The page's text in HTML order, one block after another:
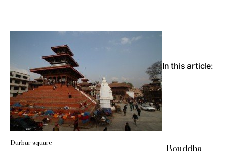
Durbar square
In this article: